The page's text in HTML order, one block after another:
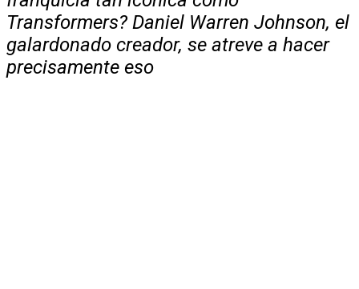
Transformers? Daniel Warren Johnson, el
galardonado creador, se atreve a hacer
precisamente eso